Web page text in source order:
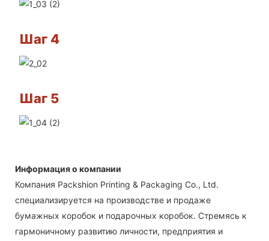
Шаг 4
Шаг 5
Информация о компании
Компания Packshion Printing & Packaging Co., Ltd.
специализируется на производстве и продаже
бумажных коробок и подарочных коробок. Стремясь к
гармоничному развитию личности, предприятия и